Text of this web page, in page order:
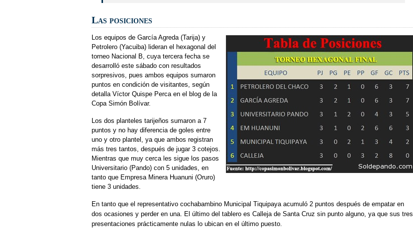
Las posiciones
Los equipos de García Agreda (Tarija) y
Petrolero (Yacuiba) lideran el hexagonal del
torneo Nacional B, cuya tercera fecha se
desarrolló este sábado con resultados
sorpresivos, pues ambos equipos sumaron
puntos en condición de visitantes, según
detalla Víctor Quispe Perca en el blog de la
Copa Simón Bolívar.
Los dos planteles tarijeños sumaron a 7
puntos y no hay diferencia de goles entre
uno y otro plantel, ya que ambos registran
más tres tantos, después de jugar 3 cotejos.
Mientras que muy cerca les sigue los pasos
Universitario (Pando) con 5 unidades, en
tanto que Empresa Minera Huanuni (Oruro)
tiene 3 unidades.
En tanto que el representativo cochabambino Municipal Tiquipaya acumuló 2 puntos después de empatar en
dos ocasiones y perder en una. El último del tablero es Calleja de Santa Cruz sin punto alguno, ya que sus tres
presentaciones prácticamente nulas lo ubican en el último puesto.